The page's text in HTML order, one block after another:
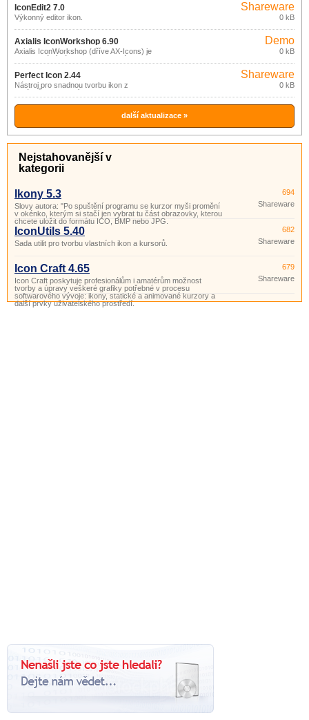
IconEdit2 7.0
Výkonný editor ikon.
Shareware
0 kB
Axialis IconWorkshop 6.90
Axialis IconWorkshop (dříve AX-Icons) je
profesionální nástroj pro tvorbu, úpravu,
distribuci a správu ikon.
Demo
0 kB
Perfect Icon 2.44
Nástroj pro snadnou tvorbu ikon z
obrázků a fotografií.
Shareware
0 kB
další aktualizace »
Nejstahovanější v
kategorii
Ikony 5.3
Slovy autora: "Po spuštění programu se kurzor myši promění
v okénko, kterým si stačí jen vybrat tu část obrazovky, kterou
chcete uložit do formátu ICO, BMP nebo JPG.
694
Shareware
IconUtils 5.40
Sada utilit pro tvorbu vlastních ikon a kursorů.
682
Shareware
Icon Craft 4.65
Icon Craft poskytuje profesionálům i amatérům možnost
tvorby a úpravy veškeré grafiky potřebné v procesu
softwarového vývoje: ikony, statické a animované kurzory a
další prvky uživatelského prostředí.
679
Shareware